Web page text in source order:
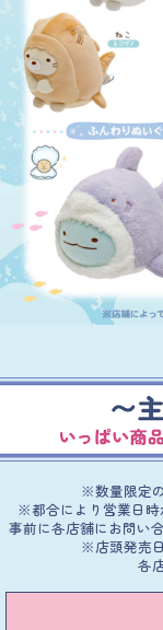
※数量限定
※都合により営業日時
事前に各店舗にお問い
※店頭発売
各